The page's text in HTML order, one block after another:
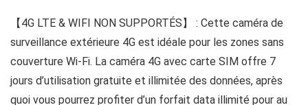
【4G LTE & WIFI NON SUPPORTÉS】 : Cette caméra de
surveillance extérieure 4G est idéale pour les zones sans
couverture Wi-Fi. La caméra 4G avec carte SIM offre 7
jours d’utilisation gratuite et illimitée des données, après
quoi vous pourrez profiter d’un forfait data illimité pour au